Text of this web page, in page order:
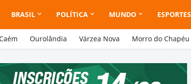
BRASIL POLÍTICA MUNDO ESPORTES
Ourolândia Várzea Nova Morro do Chapéu